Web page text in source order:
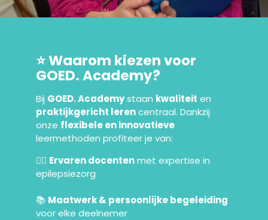
⭐ Waarom kiezen voor
GOED. Academy?
Bij GOED. Academystaan kwaliteit en
praktijkgericht lerencentraal. Dankzij
onze flexibele en innovatieve
leermethoden profiteer je van:
👩‍⚕️ Ervaren docentenmet expertise in
epilepsiezorg
📚 Maatwerk & persoonlijke begeleiding
voor elke deelnemer